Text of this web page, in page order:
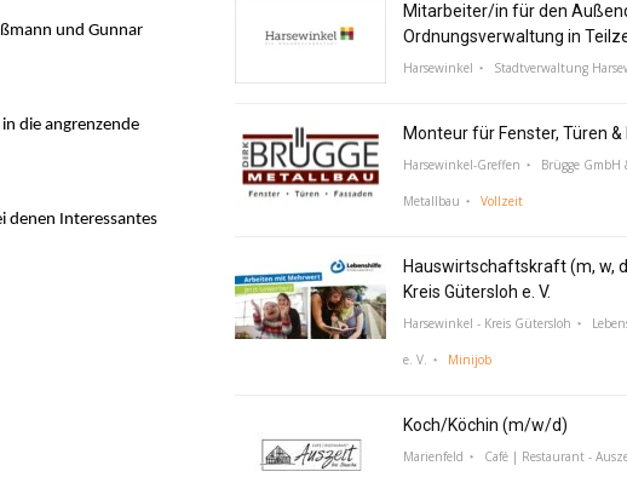
und Gunnar
die angrenzende
denen Interessantes
Mitarbeiter/in für den
Ordnungsverwaltung in
Harsewinkel Stadtverwaltung
Monteur für Fenster, Türen
Harsewinkel-Greffen Brügge GmbH
Metallbau Vollzeit
Hauswirtschaftskraft (m, w,
Kreis Gütersloh e. V.
Harsewinkel - Kreis Gütersloh
e. V. Minijob
Koch/Köchin (m/w/d)
Marienfeld Café | Restaurant -